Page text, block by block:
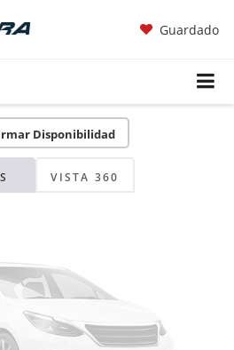
Guardado
Disponibilidad
VISTA 360
No
revise luego